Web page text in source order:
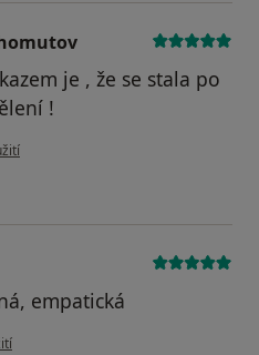
je , že se stala po
!
Miroslav Nedělka , Chomutov
empatická
Pelcová